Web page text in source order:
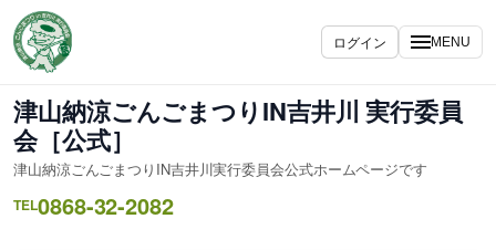
容
を
ス
キ
ッ
プ
ログイン MENU
津山納涼ごんごまつりIN吉井川 実行委員
会［公式］
津山納涼ごんごまつりIN吉井川実行委員会公式ホームページです
TEL0868-32-2082